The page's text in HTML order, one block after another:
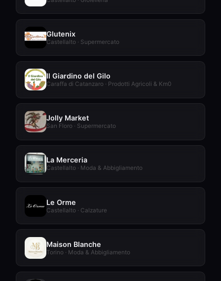
Glutenix
Castellalto · Supermercato
Il Giardino del Gilo
Caraffa di Catanzaro · Prodotti Agricoli & Km0
Jolly Market
San Floro · Supermercato
La Merceria
Castellalto · Moda & Abbigliamento
Le Orme
Castellalto · Calzature
Maison Blanche
Torino · Moda & Abbigliamento